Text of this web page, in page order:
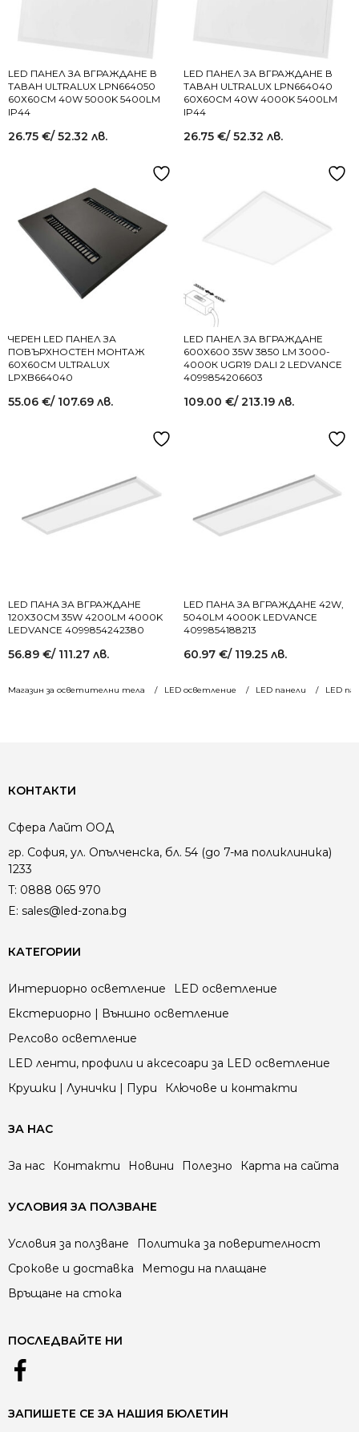
Магазин за осветителни тела LED осветление LED панели LED
LED ПАНЕЛ ЗА ВГРАЖДАНЕ В
ТАВАН ULTRALUX LPN664050
60Х60СМ 40W 5000K 5400LM
IP44
26.75 €/ 52.32 лв.
LED ПАНЕЛ ЗА ВГРАЖДАНЕ В
ТАВАН ULTRALUX LPN664040
60Х60СМ 40W 4000K 5400LM
IP44
26.75 €/ 52.32 лв.
ЧЕРЕН LED ПАНЕЛ ЗА
ПОВЪРХНОСТЕН МОНТАЖ
60X60СМ ULTRALUX
LPXB664040
55.06 €/ 107.69 лв.
LED ПАНЕЛ ЗА ВГРАЖДАНЕ
600X600 35W 3850 LM 3000-
4000К UGR19 DALI 2 LEDVANCE
4099854206603
109.00 €/ 213.19 лв.
LED ПАНА ЗА ВГРАЖДАНЕ
120X30СМ 35W 4200LM 4000K
LEDVANCE 4099854242380
56.89 €/ 111.27 лв.
LED ПАНА ЗА ВГРАЖДАНЕ 42W,
5040LM 4000K LEDVANCE
4099854188213
60.97 €/ 119.25 лв.
КОНТАКТИ
Сфера Лайт ООД
гр. София, ул. Опълченска, бл. 54 (до 7-ма поликлиника)
1233
T: 0888 065 970
E: sales@led-zona.bg
КАТЕГОРИИ
Интериорно осветление
LED осветление
Екстериорно | Външно осветление
Релсово осветление
LED ленти, профили и аксесоари за LED осветление
Крушки | Лунички | Пури
Ключове и контакти
ЗА НАС
За нас Контакти Новини Полезно Карта на сайта
УСЛОВИЯ ЗА ПОЛЗВАНЕ
Условия за ползване
Политика за поверителност
Срокове и доставка
Методи на плащане
Връщане на стока
ПОСЛЕДВАЙТЕ НИ
ЗАПИШЕТЕ СЕ ЗА НАШИЯ БЮЛЕТИН